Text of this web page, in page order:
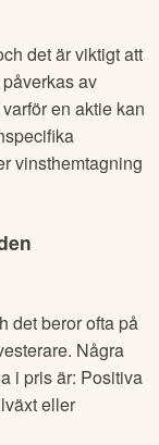
det är viktigt att
av
en aktie kan
vinsthemtagning
det beror ofta på
Några
i pris är: Positiva
eller